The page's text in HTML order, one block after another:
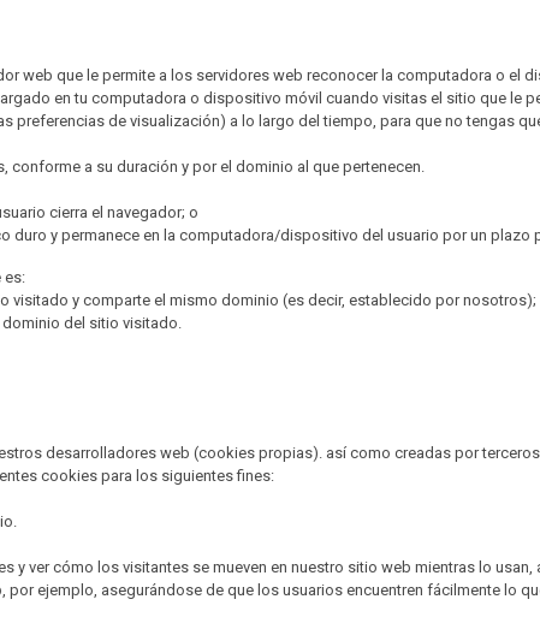
web que le permite a los servidores web reconocer la computadora o el
en tu computadora o dispositivo móvil cuando visitas el sitio que le
preferencias de visualización) a lo largo del tiempo, para que no tengas
a su duración y por el dominio al que pertenecen.
cierra el navegador; o
duro y permanece en la computadora/dispositivo del usuario por un plazo
es:
visitado y comparte el mismo dominio (es decir, establecido por nosotros);
del sitio visitado.
desarrolladores web (cookies propias). así como creadas por
cookies para los siguientes fines:
y ver cómo los visitantes se mueven en nuestro sitio web mientras lo
por ejemplo, asegurándose de que los usuarios encuentren fácilmente lo